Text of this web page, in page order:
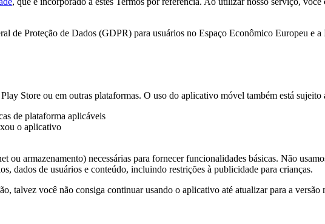
de Proteção de Dados (GDPR) para usuários no Espaço Econômico Europeu e
Store ou em outras plataformas. O uso do aplicativo móvel também está sujeito
de plataforma aplicáveis
o aplicativo
armazenamento) necessárias para fornecer funcionalidades básicas. Não
dados de usuários e conteúdo, incluindo restrições à publicidade para crianças.
talvez você não consiga continuar usando o aplicativo até atualizar para a versão